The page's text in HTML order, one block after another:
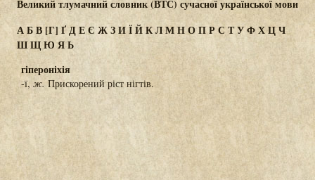
Великий тлумачний словник (ВТС) сучасної української мови
АБВ[Г] ҐДЕЄ ЖЗИЇЙКЛМНОПР СТУФХЦЧ
ШЩЮЯЬ
гіпероніхія
-ї, ж. Прискорений ріст нігтів.